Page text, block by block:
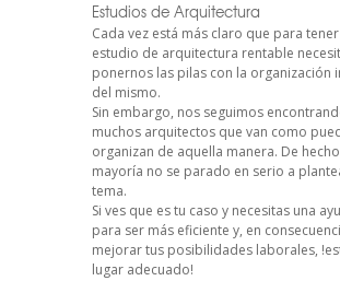
Estudios de Arquitectura
Cada vez está más claro que para
estudio de arquitectura rentable
ponernos las pilas con la organización
del mismo.
Sin embargo, nos seguimos
muchos arquitectos que van como
organizan de aquella manera. De
mayoría no se parado en serio a
tema.
Si ves que es tu caso y necesitas una
para ser más eficiente y, en
mejorar tus posibilidades laborales,
lugar adecuado!